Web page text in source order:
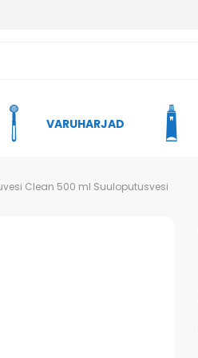
VARUHARJAD
Clean 500 ml Suuloputusvesi